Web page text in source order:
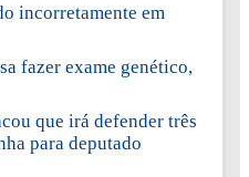
incorretamente em
fazer exame genético,
que irá defender três
para deputado